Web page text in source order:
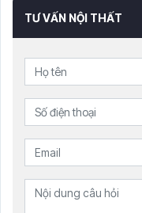
TƯ VẤN NỘI THẤT